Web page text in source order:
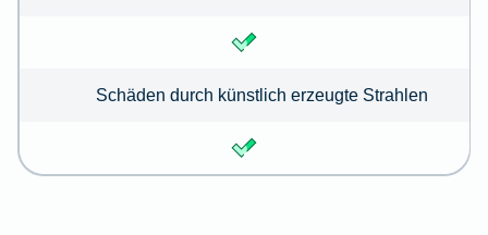
Schäden durch künstlich erzeugte Strahlen